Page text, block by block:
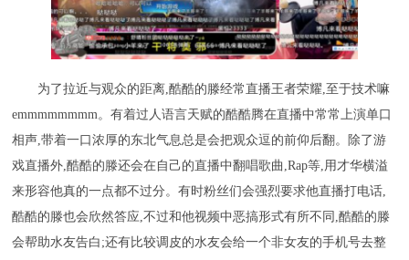
为了拉近与观众的距离,酷酷的滕经常直播王者荣耀,至于技术嘛
emmmmmmmm。有着过人语言天赋的酷酷腾在直播中常常上演单口
相声,带着一口浓厚的东北气息总是会把观众逗的前仰后翻。除了游
戏直播外,酷酷的滕还会在自己的直播中翻唱歌曲,Rap等,用才华横溢
来形容他真的一点都不过分。有时粉丝们会强烈要求他直播打电话,
酷酷的滕也会欣然答应,不过和他视频中恶搞形式有所不同,酷酷的滕
会帮助水友告白;还有比较调皮的水友会给一个非女友的手机号去整